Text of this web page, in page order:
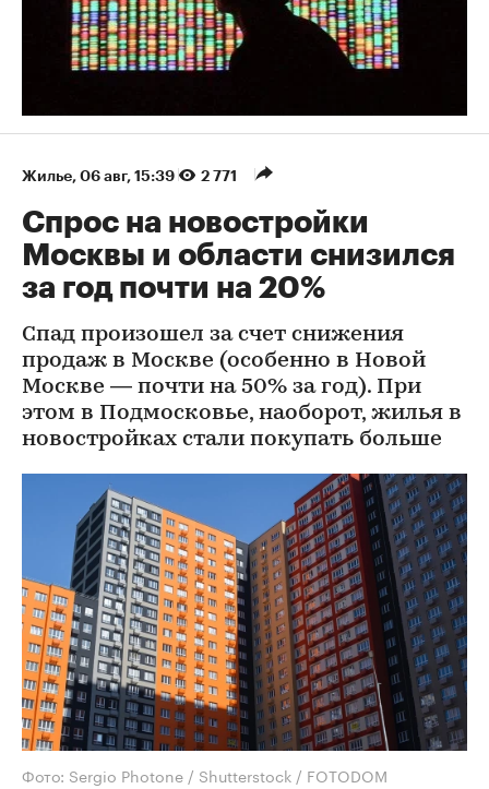
Жилье 06 авг, 15:39 2 771
Спрос на новостройки
Москвы и области снизился
за год почти на 20%
Спад произошел за счет снижения
продаж в Москве (особенно в Новой
Москве — почти на 50% за год). При
этом в Подмосковье, наоборот, жилья в
новостройках стали покупать больше
Фото: Sergio Photone / Shutterstock / FOTODOM